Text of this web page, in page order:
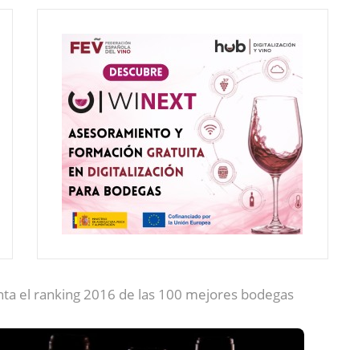
el ranking 2016 de las 100 mejores bodegas